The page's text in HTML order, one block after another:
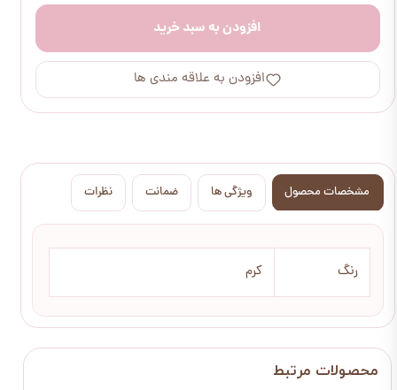
افزودن به سبد خرید
افزودن به علاقه مندی ها
مشخصات محصول ویژگی ها ضمانت نظرات
رنگ کرم